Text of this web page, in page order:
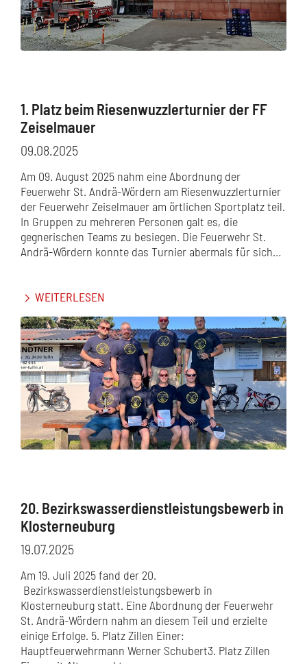
1. Platz beim Riesenwuzzlerturnier der FF
Zeiselmauer
09.08.2025
Am 09. August 2025 nahm eine Abordnung der
Feuerwehr St. Andrä-Wördern am Riesenwuzzlerturnier
der Feuerwehr Zeiselmauer am örtlichen Sportplatz teil.
In Gruppen zu mehreren Personen galt es, die
gegnerischen Teams zu besiegen. Die Feuerwehr St.
Andrä-Wördern konnte das Turnier abermals für sich…
WEITERLESEN
20. Bezirkswasserdienstleistungsbewerb in
Klosterneuburg
19.07.2025
Am 19. Juli 2025 fand der 20.
Bezirkswasserdienstleistungsbewerb in
Klosterneuburg statt. Eine Abordnung der Feuerwehr
St. Andrä-Wördern nahm an diesem Teil und erzielte
einige Erfolge. 5. Platz Zillen Einer:
Hauptfeuerwehrmann Werner Schubert3. Platz Zillen